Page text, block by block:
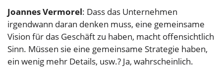
Joannes Vermorel: Dass das Unternehmen
irgendwann daran denken muss, eine gemeinsame
Vision für das Geschäft zu haben, macht offensichtlich
Sinn. Müssen sie eine gemeinsame Strategie haben,
ein wenig mehr Details, usw.? Ja, wahrscheinlich.